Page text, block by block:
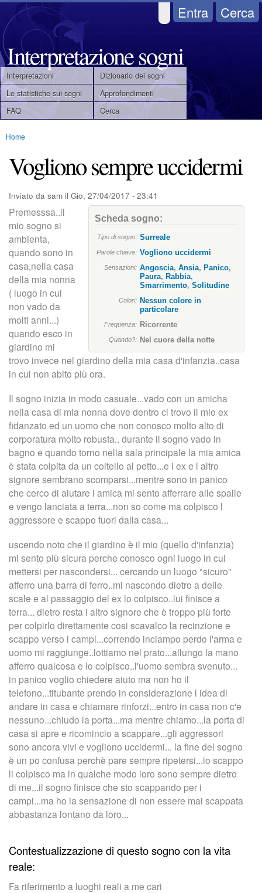
al
contenuto
principale
Cerca
Entra
Interpretazione sogni
M
e
n
p
n
p
a
e
Interpretazioni
Dizionario dei sogni
Le statistiche sui sogni
Approfondimenti
FAQ
Cerca
Tu
sei
qui
Home
Vogliono sempre uccidermi
Inviato da sam il Gio, 27/04/2017 - 23:41
Scheda sogno:
Tipo di sogno: Surreale
Parole chiave: Vogliono uccidermi
Sensazioni: Angoscia, Ansia, Panico,
Paura, Rabbia,
Smarrimento, Solitudine
Colori: Nessun colore in
particolare
Frequenza: Ricorrente
Quando?: Nel cuore della notte
Premesssa..il
mio sogno si
ambienta,
quando sono in
casa,nella casa
della mia nonna
( luogo in cui
non vado da
molti anni...)
quando esco in
giardino mi
trovo invece nel giardino della mia casa d'infanzia..casa
in cui non abito più ora.
Il sogno inizia in modo casuale...vado con un amicha
nella casa di mia nonna dove dentro ci trovo il mio ex
fidanzato ed un uomo che non conosco molto alto di
corporatura molto robusta.. durante il sogno vado in
bagno e quando torno nella sala principale la mia amica
è stata colpita da un coltello al petto...e l ex e l altro
signore sembrano scomparsi...mentre sono in panico
che cerco di aiutare l amica mi sento afferrare alle spalle
e vengo lanciata a terra...non so come ma colpisco l
aggressore e scappo fuori dalla casa...
uscendo noto che il giardino è il mio (quello d'infanzia)
mi sento più sicura perche conosco ogni luogo in cui
mettersi per nascondersi... cercando un luogo "sicuro"
afferro una barra di ferro..mi nascondo dietro a delle
scale e al passaggio del ex lo colpisco..lui finisce a
terra... dietro resta l altro signore che è troppo più forte
per colpirlo direttamente cosi scavalco la recinzione e
scappo verso i campi...correndo inciampo perdo l'arma e
uomo mi raggiunge..lottiamo nel prato...allungo la mano
afferro qualcosa e lo colpisco..l'uomo sembra svenuto...
in panico voglio chiedere aiuto ma non ho il
telefono...titubante prendo in considerazione l idea di
andare in casa e chiamare rinforzi...entro in casa non c'e
nessuno...chiudo la porta...ma mentre chiamo...la porta di
casa si apre e ricomincio a scappare...gli aggressori
sono ancora vivi e vogliono uccidermi... la fine del sogno
è un po confusa perchè pare sempre ripetersi...io scappo
li colpisco ma in qualche modo loro sono sempre dietro
di me...il sogno finisce che sto scappando per i
campi...ma ho la sensazione di non essere mai scappata
abbastanza lontano da loro...
Contestualizzazione di questo sogno con la vita
reale:
Fa riferimento a luoghi reali a me cari